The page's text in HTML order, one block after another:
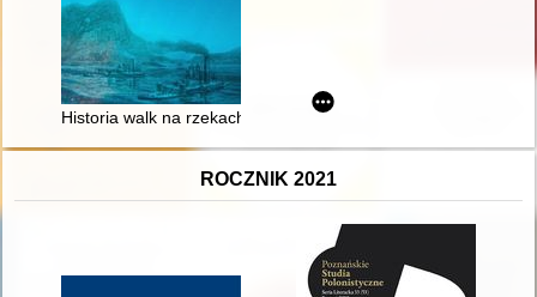
Historia walk na rzekach. T. 1,
ROCZNIK 2021